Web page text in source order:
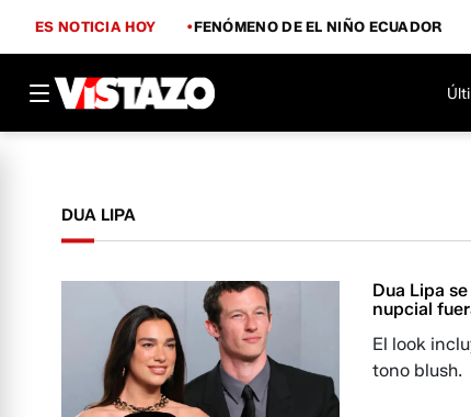
ES NOTICIA HOY FENÓMENO DE EL NIÑO ECUADOR
DUA LIPA
Dua Lipa
nupcial
El look
tono blush.